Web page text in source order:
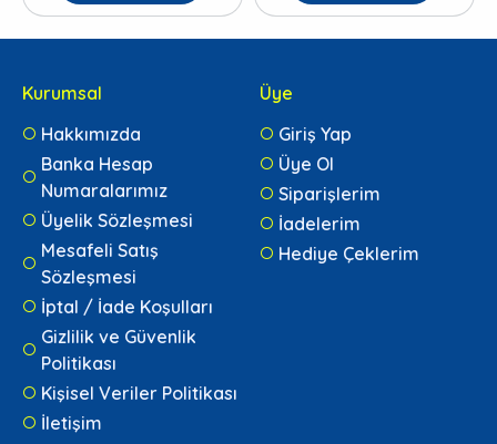
Kurumsal
Hakkımızda
Banka Hesap
Numaralarımız
Üyelik Sözleşmesi
Mesafeli Satış
Sözleşmesi
İptal / İade Koşulları
Gizlilik ve Güvenlik
Politikası
Kişisel Veriler Politikası
İletişim
Üye
Giriş Yap
Üye Ol
Siparişlerim
İadelerim
Hediye Çeklerim